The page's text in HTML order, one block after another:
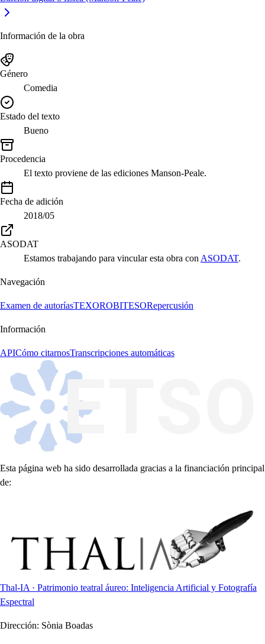
Información de la obra
Género
Comedia
Estado del texto
Bueno
Procedencia
El texto proviene de las ediciones Manson-Peale.
Fecha de adición
2018/05
ASODAT
Estamos trabajando para vincular esta obra con ASODAT.
Navegación
Examen de autoríasTEXOROBITESORepercusión
Información
APICómo citarnosTranscripciones automáticas
Esta página web ha sido desarrollada gracias a la financiación principal
de:
Thal-IA · Patrimonio teatral áureo: Inteligencia Artificial y Fotografía
Espectral
Dirección: Sònia Boadas